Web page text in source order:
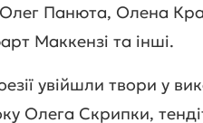
Панюта, Олена
Маккензі та інші.
увійшли твори у
Олега Скрипки,